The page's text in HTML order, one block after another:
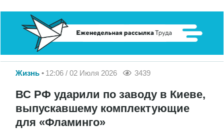
Жизнь 12:06 / 02 Июля 2026 3439
ВС РФ ударили по заводу в Киеве,
выпускавшему комплектующие
для «Фламинго»